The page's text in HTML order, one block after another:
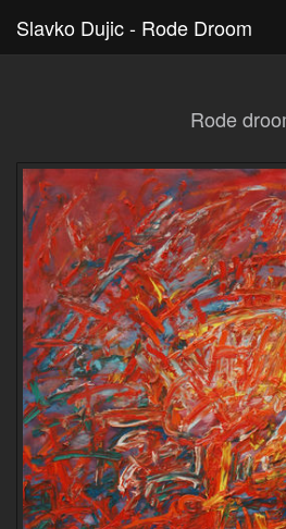
Slavko Dujic - Rode Droom
Rode